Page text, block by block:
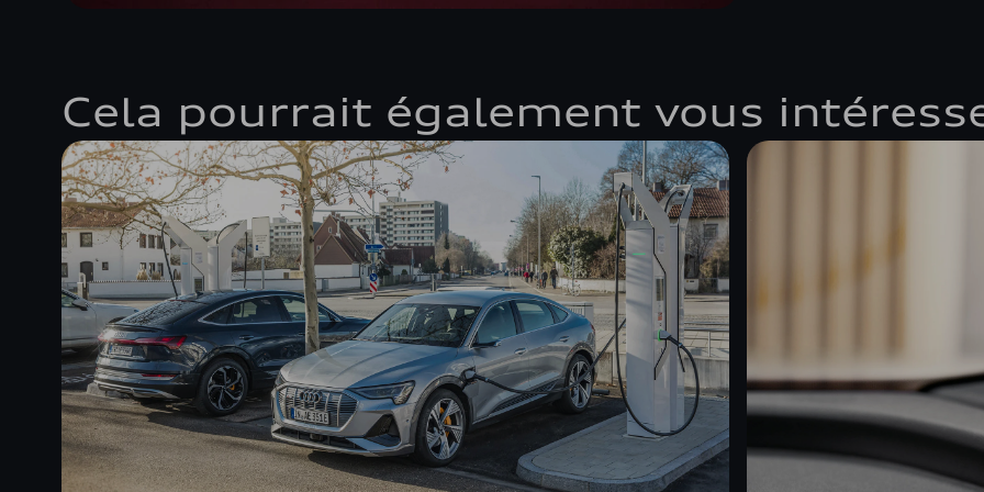
Cela pourrait également vous